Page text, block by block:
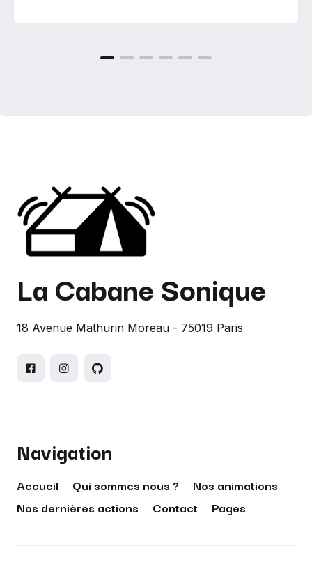
La Cabane Sonique
18 Avenue Mathurin Moreau - 75019 Paris
Navigation
Accueil Qui sommes nous ?
Nos animations
Nos dernières actions
Contact Pages